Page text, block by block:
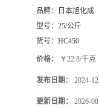
品牌：
日本旭化成
型号： 25/公斤
货号： HC450
价格： ￥22.8/千克
发布日期： 2024-
更新日期： 2026-